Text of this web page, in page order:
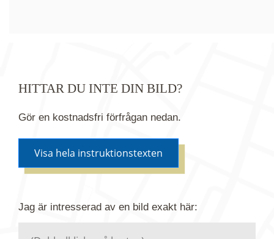
HITTAR DU INTE DIN BILD?
Gör en kostnadsfri förfrågan nedan.
Visa hela instruktionstexten
Jag är intresserad av en bild exakt här: